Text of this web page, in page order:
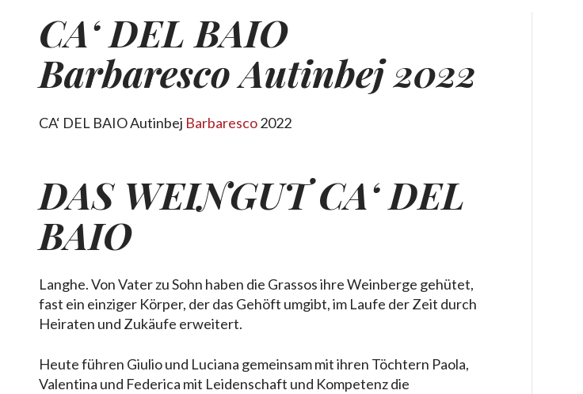
CA‘ DEL BAIO
Barbaresco Autinbej 2022
CA‘ DEL BAIO Autinbej Barbaresco2022
DAS WEINGUTCA‘ DEL
BAIO
Langhe. Von Vater zu Sohn haben die Grassos ihre Weinberge gehütet,
fast ein einziger Körper, der das Gehöft umgibt, im Laufe der Zeit durch
Heiraten und Zukäufe erweitert.
Heute führen Giulio und Luciana gemeinsam mit ihren Töchtern Paola,
Valentina und Federica mit Leidenschaft und Kompetenz die